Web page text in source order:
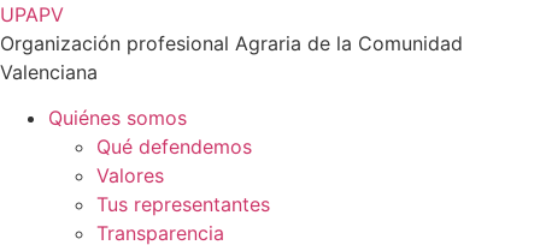
Ir
al
contenido
UPAPV
Organización profesional Agraria de la Comunidad
Valenciana
Quiénes somos
Qué defendemos
Valores
Tus representantes
Transparencia